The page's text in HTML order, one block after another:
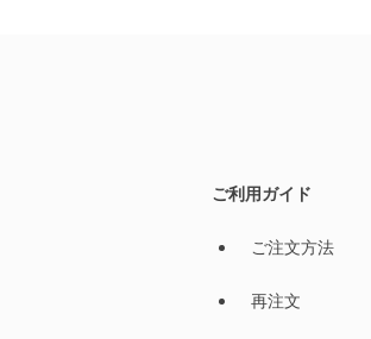
ご利用ガイド
ご注文方法
再注文